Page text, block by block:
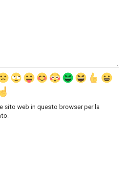
sito web in questo browser per la